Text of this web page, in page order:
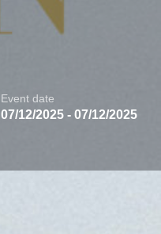
Event date
07/12/2025 - 07/12/2025